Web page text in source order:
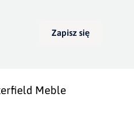
Zapisz się
Meble